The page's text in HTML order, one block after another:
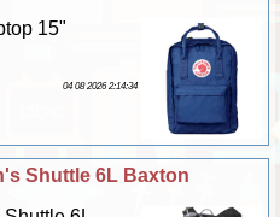
15"
04 08 2026 2:14:34
Shuttle 6L Baxton